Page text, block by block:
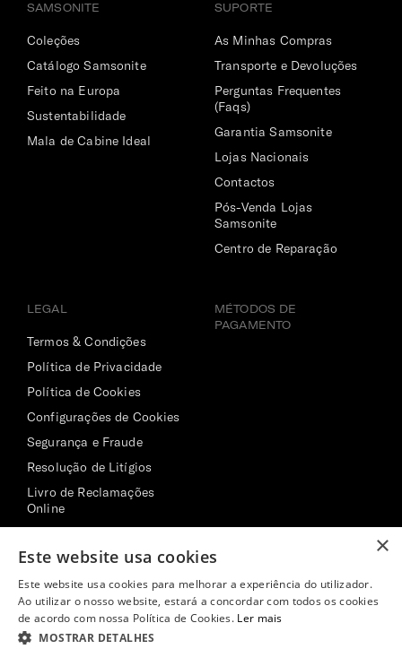
SAMSONITE
Coleções
Catálogo Samsonite
Feito na Europa
Sustentabilidade
Mala de Cabine Ideal
SUPORTE
As Minhas Compras
Transporte e Devoluções
Perguntas Frequentes
(Faqs)
Garantia Samsonite
Lojas Nacionais
Contactos
Pós-Venda Lojas
Samsonite
Centro de Reparação
LEGAL
Termos & Condições
Política de Privacidade
Política de Cookies
Configurações de Cookies
Segurança e Fraude
Resolução de Litígios
Livro de Reclamações
Online
MÉTODOS DE
PAGAMENTO
JUNTA-TE A NÓS!
×
Este website usa cookies
Este website usa cookies para melhorar a experiência do utilizador.
Ao utilizar o nosso website, estará a concordar com todos os cookies
de acordo com nossa Política de Cookies. Ler mais
MOSTRAR DETALHES